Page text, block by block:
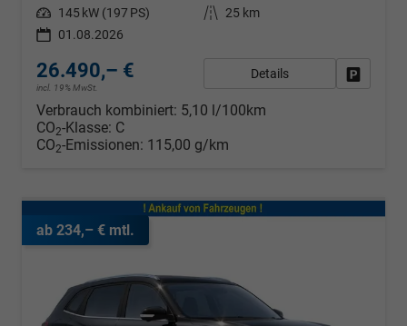
Leistung 145 kW (197 PS) Kilometerstand
25 km
01.08.2026
26.490,– €
incl. 19% MwSt.
Details
Verbrauch kombiniert: 5,10 l/100km
CO2-Klasse: C
CO2-Emissionen: 115,00 g/km
ab 234,– € mtl.